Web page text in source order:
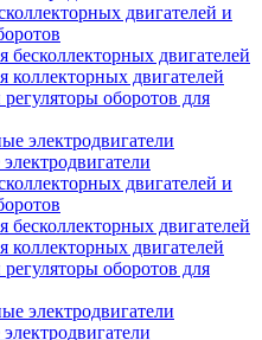
двигателей и
бесколлекторных двигателей
коллекторных двигателей
оборотов для
электродвигатели
двигателей и
бесколлекторных двигателей
коллекторных двигателей
оборотов для
электродвигатели